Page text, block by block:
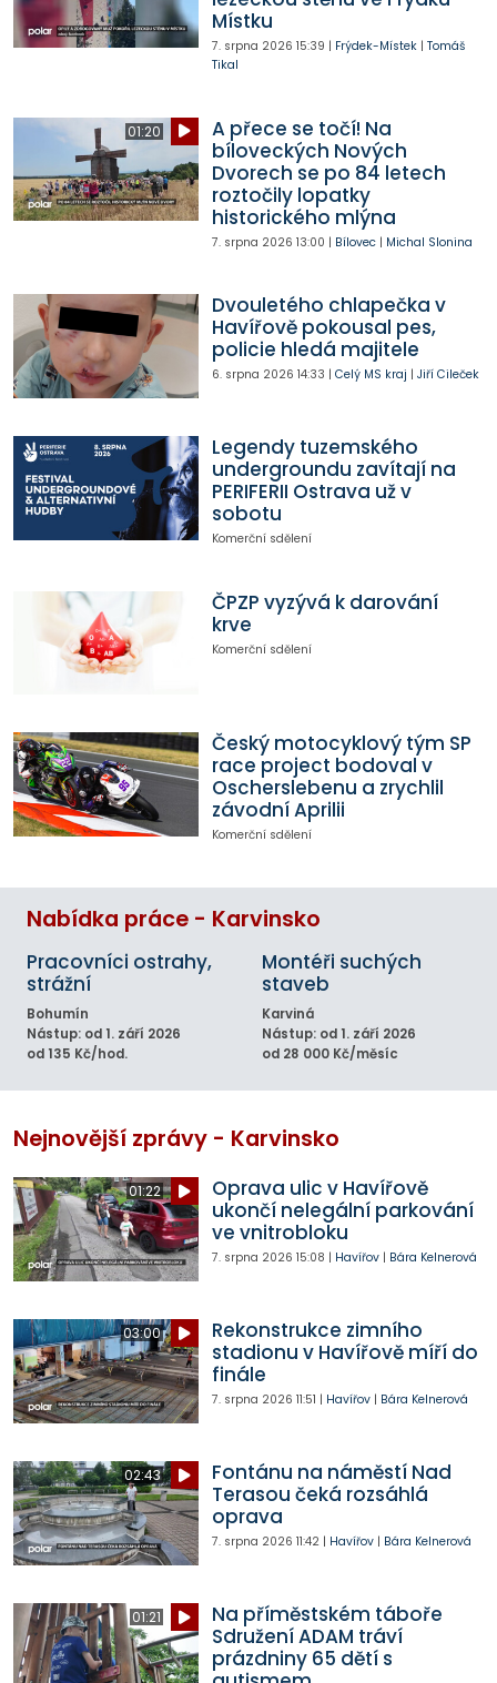
Místku
7. srpna 2026 15:39 | Frýdek-Místek| Tomáš
Tikal
01:20
A přece se točí! Na
bíloveckých Nových
Dvorech se po 84 letech
roztočily lopatky
historického mlýna
7. srpna 2026 13:00 | Bílovec| Michal Slonina
Dvouletého chlapečka v
Havířově pokousal pes,
policie hledá majitele
6. srpna 2026 14:33 | Celý MS kraj | Jiří Cileček
Legendy tuzemského
undergroundu zavítají na
PERIFERII Ostrava už v
sobotu
Komerční sdělení
ČPZP vyzývá k darování
krve
Komerční sdělení
Český motocyklový tým SP
race project bodoval v
Oscherslebenu a zrychlil
závodní Aprilii
Komerční sdělení
Nabídka práce - Karvinsko
Pracovníci ostrahy,
strážní
Bohumín
Nástup: od 1. září 2026
od 135 Kč/hod.
Montéři suchých
staveb
Karviná
Nástup: od 1. září 2026
od 28 000 Kč/měsíc
Nejnovější zprávy - Karvinsko
01:22
Oprava ulic v Havířově
ukončí nelegální parkování
ve vnitrobloku
7. srpna 2026 15:08 | Havířov| Bára Kelnerová
03:00
Rekonstrukce zimního
stadionu v Havířově míří do
finále
7. srpna 2026 11:51 | Havířov| Bára Kelnerová
02:43
Fontánu na náměstí Nad
Terasou čeká rozsáhlá
oprava
7. srpna 2026 11:42| Havířov| Bára Kelnerová
01:21
Na příměstském táboře
Sdružení ADAM tráví
prázdniny 65 dětí s